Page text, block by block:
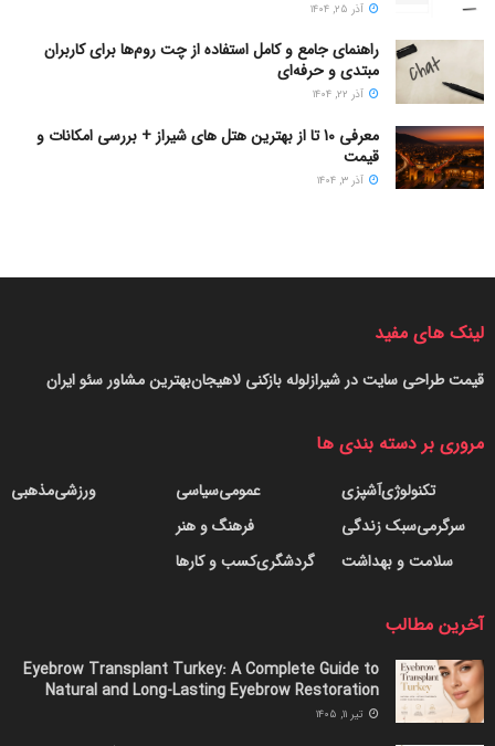
آذر ۲۵, ۱۴۰۴
راهنمای جامع و کامل استفاده از چت روم‌ها برای کاربران
مبتدی و حرفه‌ای
آذر ۲۲, ۱۴۰۴
معرفی 10 تا از بهترین هتل های شیراز + بررسی امکانات و
قیمت
آذر ۳, ۱۴۰۴
لینک های مفید
بهترین مشاور سئو ایرانلوله بازکنی لاهیجانقیمت طراحی سایت در شیراز
مروری بر دسته بندی ها
آشپزیتکنولوژی
سبک زندگیسرگرمی
سلامت و بهداشت
سیاسیعمومی
فرهنگ و هنر
کسب و کارهاگردشگری
مذهبیورزشی
آخرین مطالب
Eyebrow Transplant Turkey: A Complete Guide to
Natural and Long-Lasting Eyebrow Restoration
تیر ۱۱, ۱۴۰۵